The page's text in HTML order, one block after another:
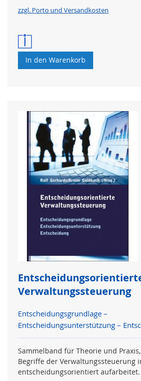
zzgl. Porto und Versandkosten
In den Warenkorb
Verwaltungssteuerung
Entscheidungsgrundlage –
Entscheidungsunterstützung –
Sammelband für Theorie und
Begriffe der Verwaltungssteuerung
entscheidungsorientiert aufarbeitet.